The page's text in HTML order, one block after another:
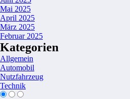
Mai 2025
April 2025
März 2025
Februar 2025
Kategorien
Allgemein
Automobil
Nutzfahrzeug
Technik